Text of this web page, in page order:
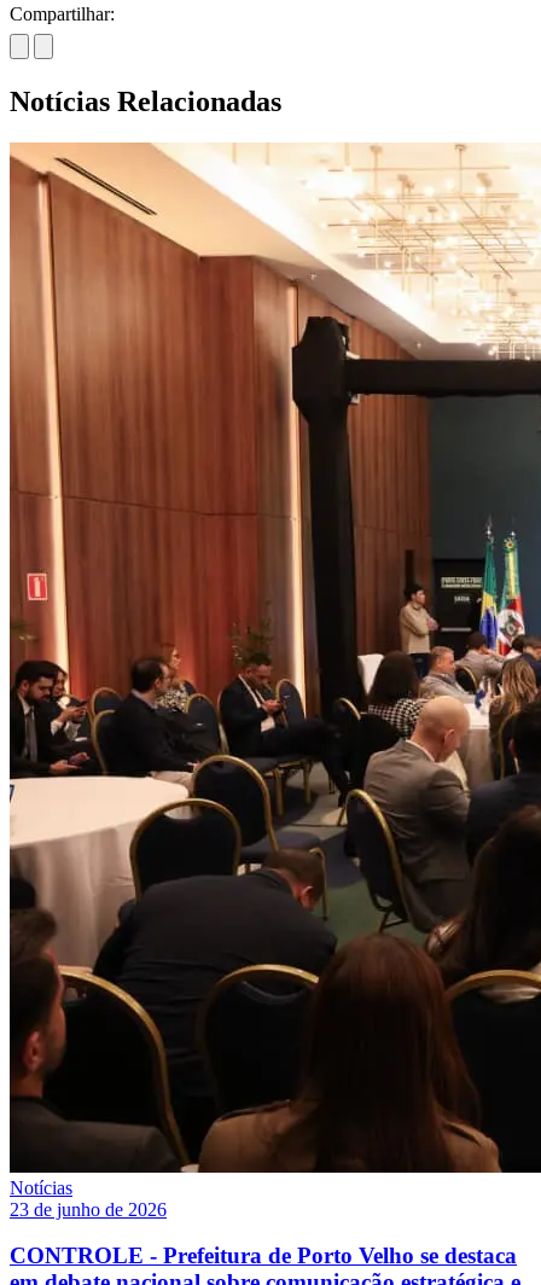
Compartilhar:
Notícias Relacionadas
Notícias
23 de junho de 2026
CONTROLE - Prefeitura de Porto Velho se destaca